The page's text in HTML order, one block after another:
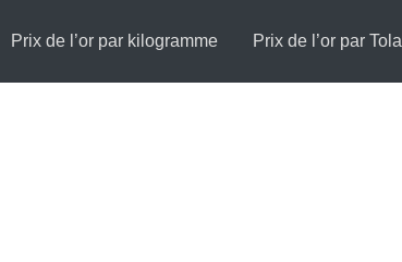
Prix de l’or par kilogramme Prix de l’or par Tola